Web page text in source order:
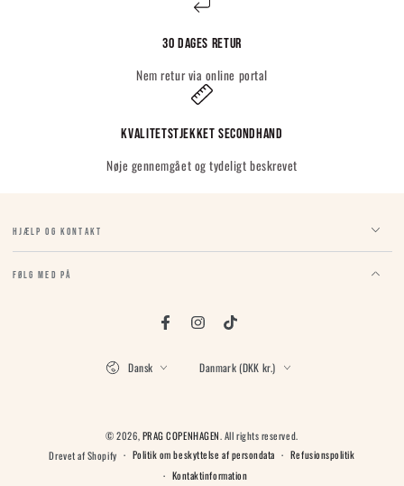
30 dages retur
Nem retur via online portal
Kvalitetstjekket Secondhand
Nøje gennemgået og tydeligt beskrevet
HJÆLP OG KONTAKT
FØLG MED PÅ
FacebookInstagramTikTok
© 2026,PRAG COPENHAGEN. All rights reserved.
Drevet af Shopify
Politik om beskyttelse af persondata
Refusionspolitik
Kontaktinformation
Sprog
Dansk Danmark (DKK kr.)